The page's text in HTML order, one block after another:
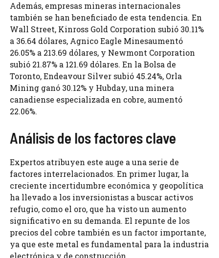
Además, empresas mineras internacionales
también se han beneficiado de esta tendencia. En
Wall Street, Kinross Gold Corporation subió 30.11%
a 36.64 dólares, Agnico Eagle Minesaumentó
26.05% a 213.69 dólares, y Newmont Corporation
subió 21.87% a 121.69 dólares. En la Bolsa de
Toronto, Endeavour Silver subió 45.24%, Orla
Mining ganó 30.12% y Hubday, una minera
canadiense especializada en cobre, aumentó
22.06%.
Análisis de los factores clave
Expertos atribuyen este auge a una serie de
factores interrelacionados. En primer lugar, la
creciente incertidumbre económica y geopolítica
ha llevado a los inversionistas a buscar activos
refugio, como el oro, que ha visto un aumento
significativo en su demanda. El repunte de los
precios del cobre también es un factor importante,
ya que este metal es fundamental para la industria
electrónica y de construcción.